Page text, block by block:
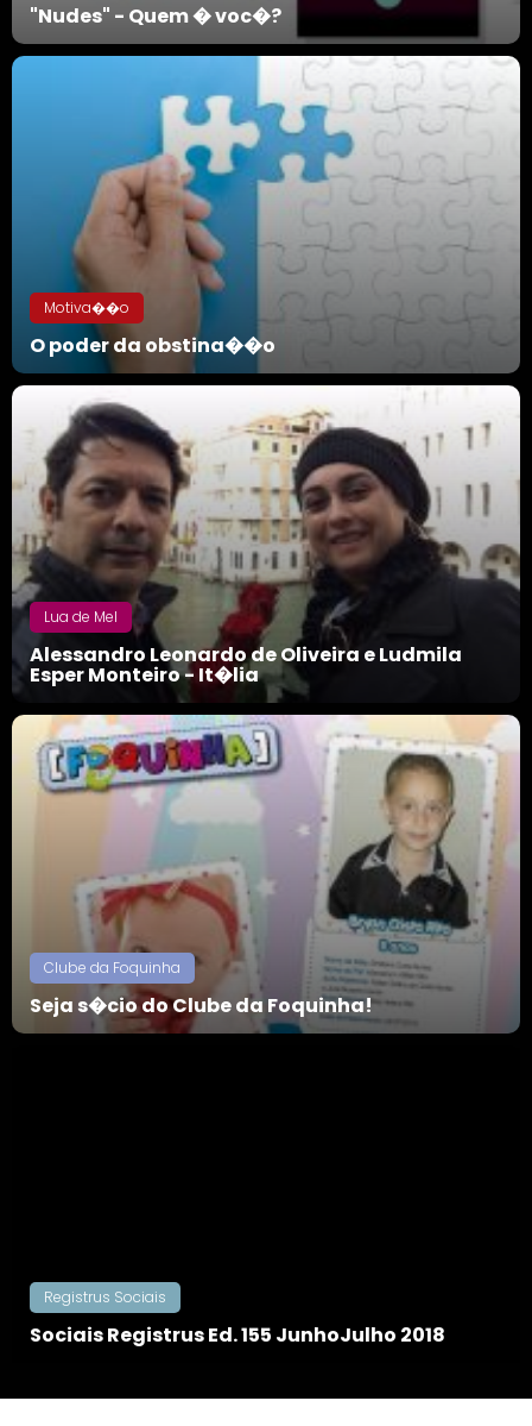
"Nudes" - Quem � voc�?
Motiva��o
O poder da obstina��o
Lua de Mel
Alessandro Leonardo de Oliveira e Ludmila
Esper Monteiro - It�lia
Clube da Foquinha
Seja s�cio do Clube da Foquinha!
Registrus Sociais
Sociais Registrus Ed. 155 JunhoJulho 2018